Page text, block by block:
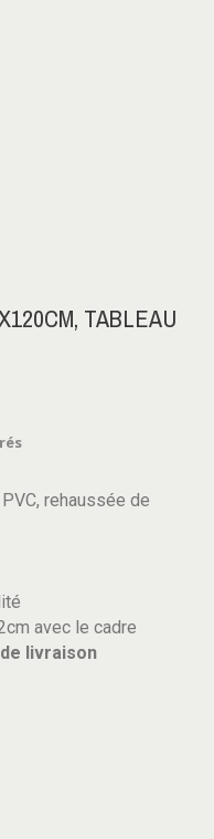
TABLEAU
rehaussée de
avec le cadre
livraison